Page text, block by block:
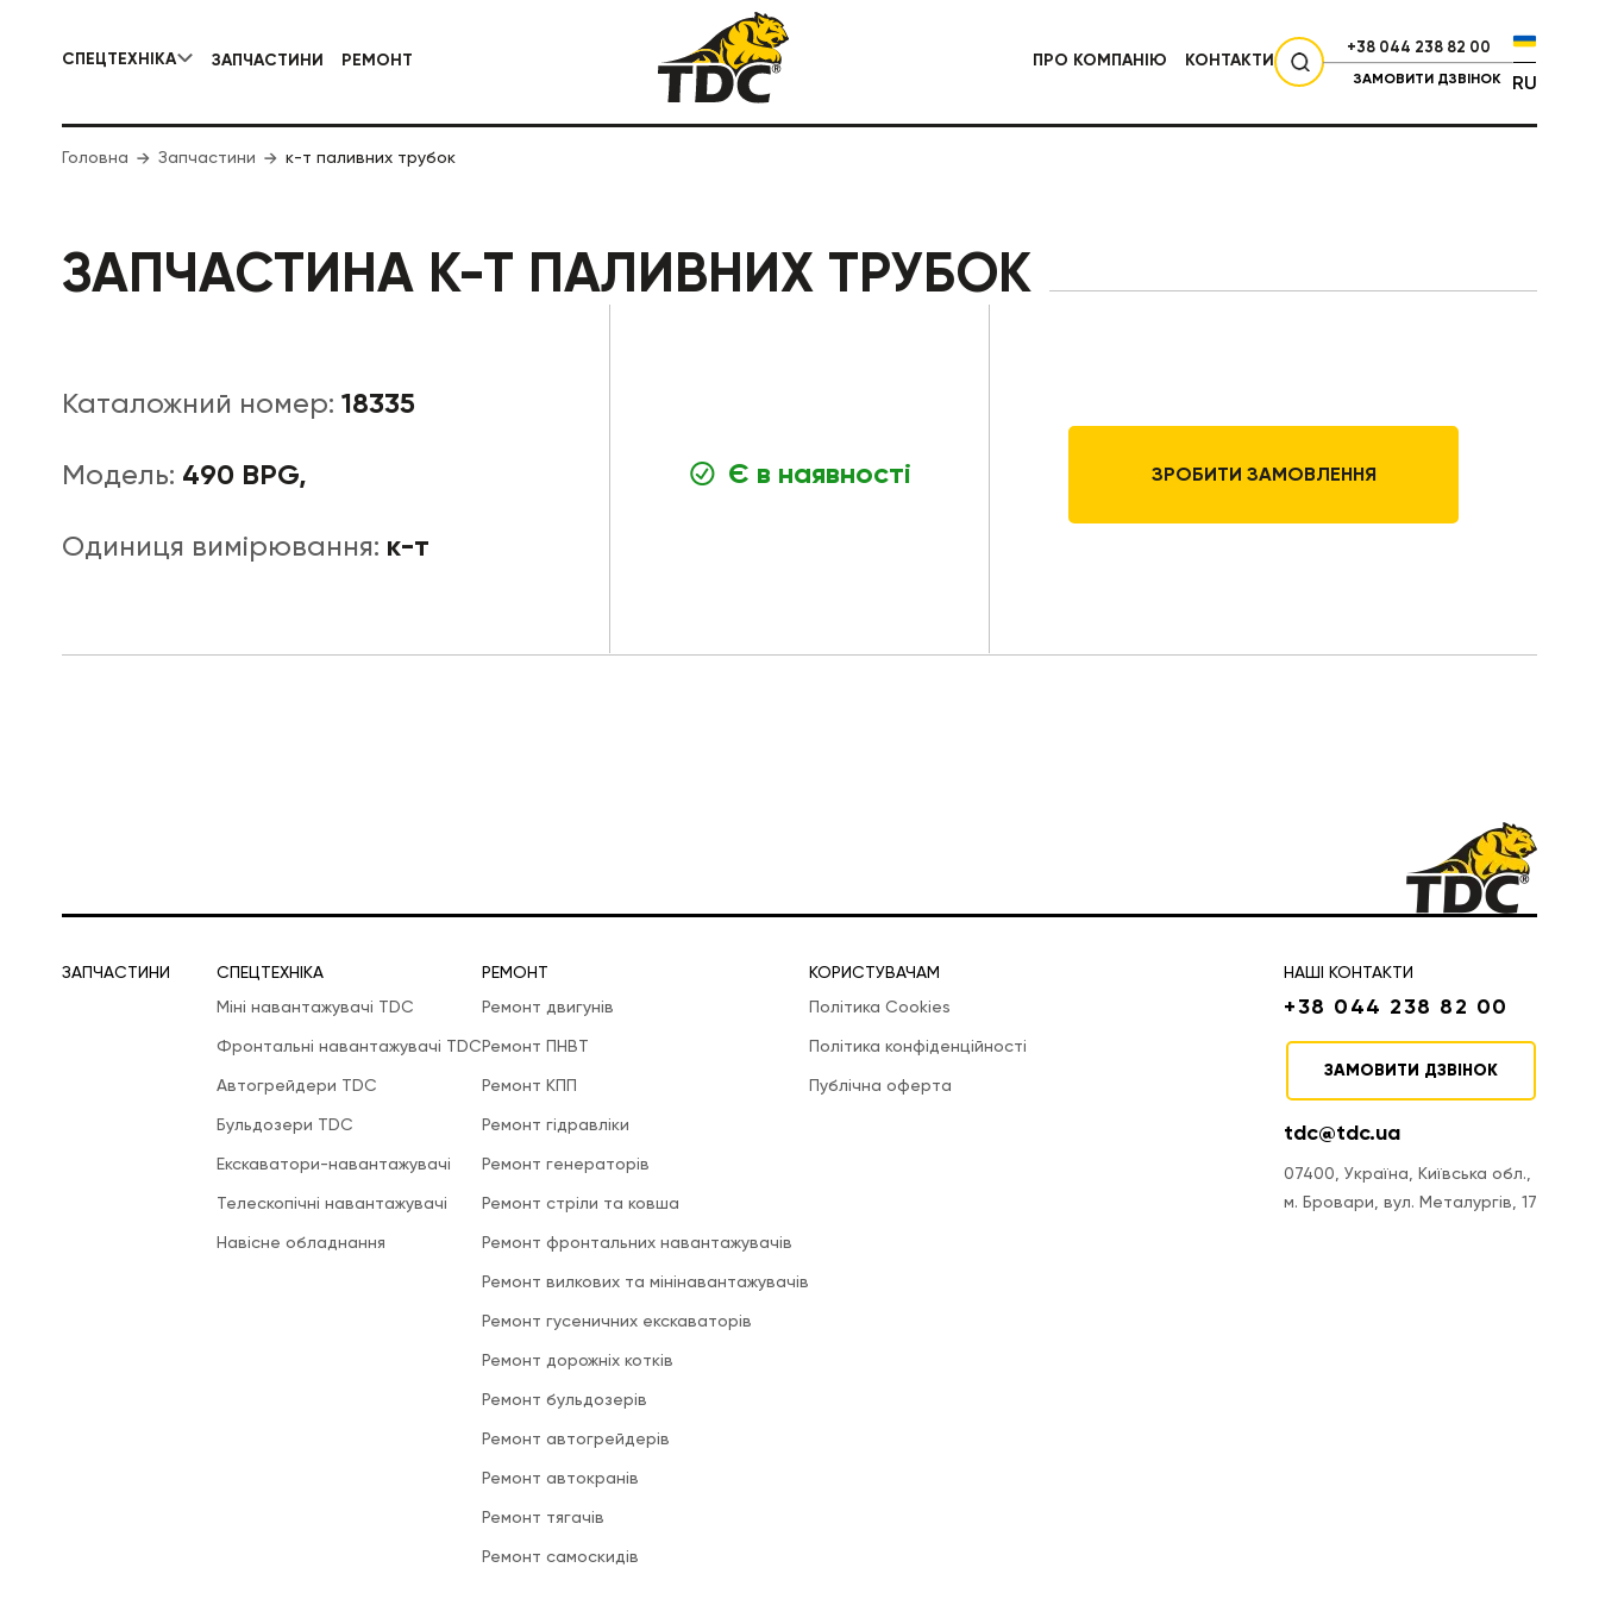
СПЕЦТЕХНІКА
КОМУНАЛЬНА СПЕЦТЕХНІКА ДОРОЖНЯ СПЕЦТЕХНІКА
ЗАПЧАСТИНИ РЕМОНТ ПРО КОМПАНІЮ КОНТАКТИ
+38 044 238 82 00
ЗАМОВИТИ ДЗВІНОК RU
Головна Запчастини к-т паливних трубок
ЗАПЧАСТИНА К-Т ПАЛИВНИХ ТРУБОК
Каталожний номер: 18335
Модель: 490 BPG,
Одиниця вимірювання: к-т
Є в наявності ЗРОБИТИ ЗАМОВЛЕННЯ
ЗАПЧАСТИНИ
СПЕЦТЕХНІКА
Міні навантажувачі TDC
Фронтальні навантажувачі TDC
Автогрейдери TDC
Бульдозери TDC
Екскаватори-навантажувачі
Телескопічні навантажувачі
Навісне обладнання
РЕМОНТ
Ремонт двигунів
Ремонт ПНВТ
Ремонт КПП
Ремонт гідравліки
Ремонт генераторів
Ремонт стріли та ковша
Ремонт фронтальних навантажувачів
Ремонт вилкових та мінінавантажувачів
Ремонт гусеничних екскаваторів
Ремонт дорожніх котків
Ремонт бульдозерів
Ремонт автогрейдерів
Ремонт автокранів
Ремонт тягачів
Ремонт самоскидів
КОРИСТУВАЧАМ
Політика Cookies
Політика конфіденційності
Публічна оферта
НАШІ КОНТАКТИ
+38 044 238 82 00
ЗАМОВИТИ ДЗВІНОК
tdc@tdc.ua
07400, Україна, Київська обл.,
м. Бровари, вул. Металургів, 17